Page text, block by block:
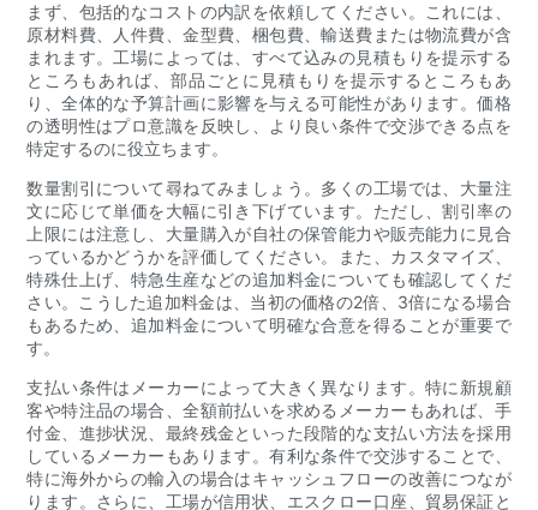
まず、包括的なコストの内訳を依頼してください。これには、
原材料費、人件費、金型費、梱包費、輸送費または物流費が含
まれます。工場によっては、すべて込みの見積もりを提示する
ところもあれば、部品ごとに見積もりを提示するところもあ
り、全体的な予算計画に影響を与える可能性があります。価格
の透明性はプロ意識を反映し、より良い条件で交渉できる点を
特定するのに役立ちます。
数量割引について尋ねてみましょう。多くの工場では、大量注
文に応じて単価を大幅に引き下げています。ただし、割引率の
上限には注意し、大量購入が自社の保管能力や販売能力に見合
っているかどうかを評価してください。また、カスタマイズ、
特殊仕上げ、特急生産などの追加料金についても確認してくだ
さい。こうした追加料金は、当初の価格の2倍、3倍になる場合
もあるため、追加料金について明確な合意を得ることが重要で
す。
支払い条件はメーカーによって大きく異なります。特に新規顧
客や特注品の場合、全額前払いを求めるメーカーもあれば、手
付金、進捗状況、最終残金といった段階的な支払い方法を採用
しているメーカーもあります。有利な条件で交渉することで、
特に海外からの輸入の場合はキャッシュフローの改善につなが
ります。さらに、工場が信用状、エスクロー口座、貿易保証と